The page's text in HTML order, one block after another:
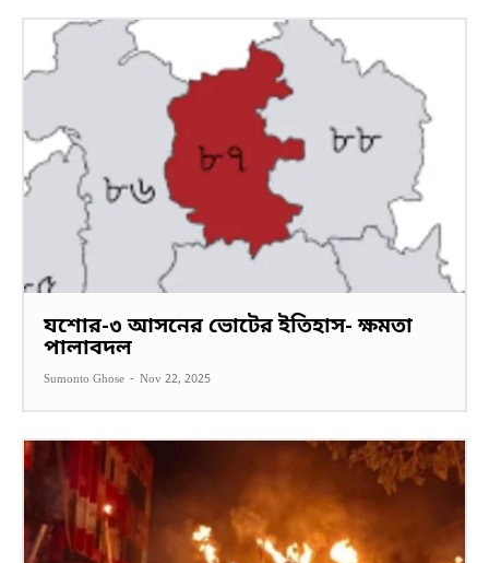
যশোর-৩ আসনের ভোটের ইতিহাস- ক্ষমতা
পালাবদল
Sumonto Ghose - Nov 22, 2025